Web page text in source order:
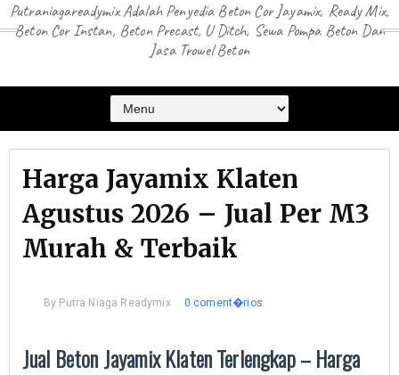
Putraniagareadymix Adalah Penyedia Beton Cor Jayamix, Ready Mix,
Beton Cor Instan, Beton Precast, U Ditch, Sewa Pompa Beton Dan
Jasa Trowel Beton
Harga Jayamix Klaten
Agustus 2026 – Jual Per M3
Murah & Terbaik
By Putra Niaga Readymix 0 coment�rios
Jual Beton Jayamix Klaten Terlengkap – Harga